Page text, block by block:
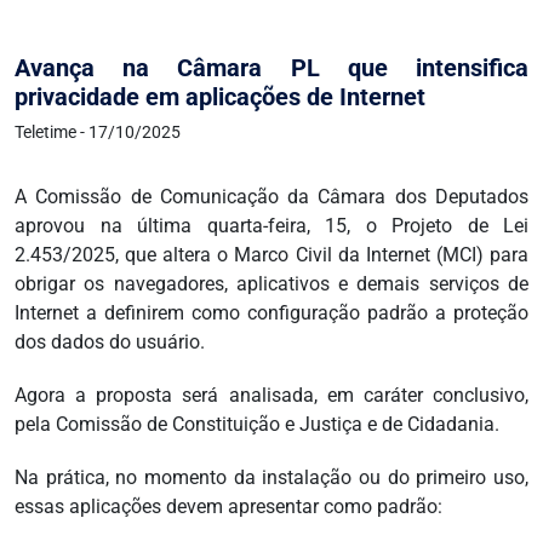
Avança na Câmara PL que intensifica
privacidade em aplicações de Internet
Teletime - 17/10/2025
A Comissão de Comunicação da Câmara dos Deputados
aprovou na última quarta-feira, 15, o Projeto de Lei
2.453/2025, que altera o Marco Civil da Internet (MCI) para
obrigar os navegadores, aplicativos e demais serviços de
Internet a definirem como configuração padrão a proteção
dos dados do usuário.
Agora a proposta será analisada, em caráter conclusivo,
pela Comissão de Constituição e Justiça e de Cidadania.
Na prática, no momento da instalação ou do primeiro uso,
essas aplicações devem apresentar como padrão: